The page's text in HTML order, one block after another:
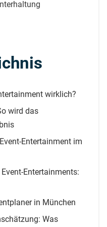
wirklich?
wird das
Entertainment im
Entertainments:
in München
Was